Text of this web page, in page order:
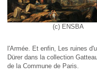
(c) ENSBA
l'Armée. Et enfin, Les ruines
Dürer dans la collection
de la Commune de Paris.